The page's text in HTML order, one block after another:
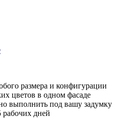
размера и конфигурации
цветов в одном фасаде
выполнить под вашу задумку
рабочих дней